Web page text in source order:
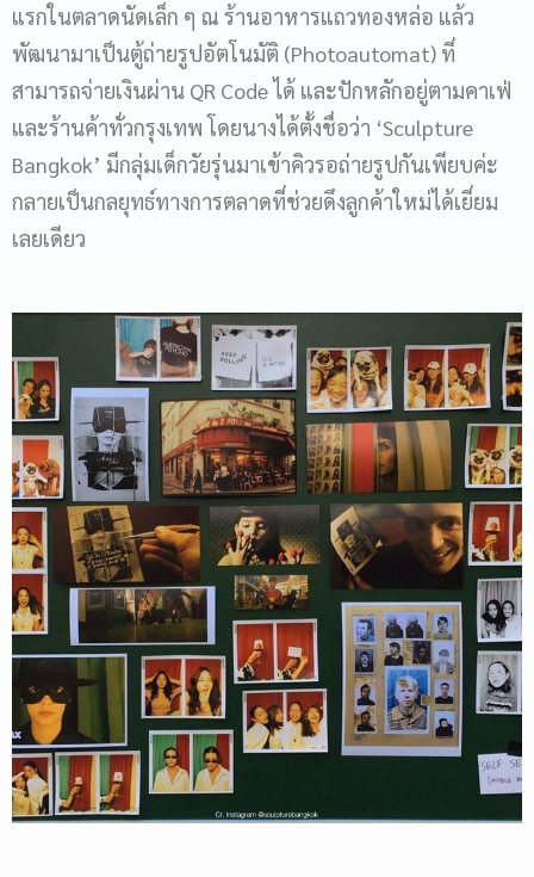
แรกในตลาดนัดเล็ก ๆ ณ ร้านอาหารแถวทองหล่อ แล้ว
พัฒนามาเป็นตู้ถ่ายรูปอัตโนมัติ (Photoautomat) ที่
สามารถจ่ายเงินผ่าน QR Code ได้ และปักหลักอยู่ตามคาเฟ่
และร้านค้าทั่วกรุงเทพ โดยนางได้ตั้งชื่อว่า ‘Sculpture
Bangkok’ มีกลุ่มเด็กวัยรุ่นมาเข้าคิวรอถ่ายรูปกันเพียบค่ะ
กลายเป็นกลยุทธ์ทางการตลาดที่ช่วยดึงลูกค้าใหม่ได้เยี่ยม
เลยเดียว